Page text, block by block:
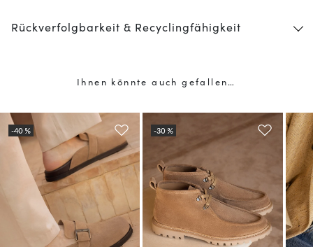
Rückverfolgbarkeit & Recyclingfähigkeit
Ihnen könnte auch gefallen…
auf Ihre erste Bestellung,
wenn Sie den Newsletter abonnieren
Nur gültig im aktuellen Lieferland (Deutschland).
Mehr über die Verarbeitung Ihrer Daten und über Ihre Rechte erfahren